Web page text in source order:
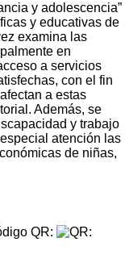
y adolescencia”
y educativas de
examina las
en
a servicios
con el fin
a estas
Además, se
y trabajo
atención las
de niñas,
QR: